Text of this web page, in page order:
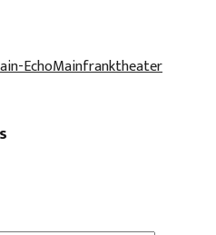
EchoMainfranktheater